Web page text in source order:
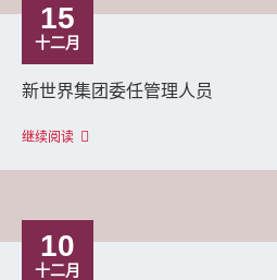
15
十二月
新世界集团委任管理人员
继续阅读
10
十二月